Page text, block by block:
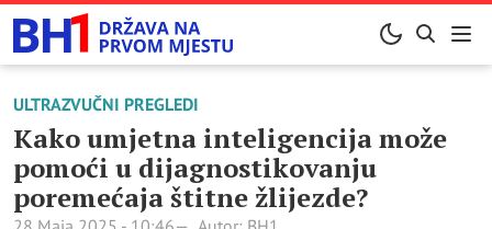
ULTRAZVUČNI PREGLEDI
Kako umjetna inteligencija može
pomoći u dijagnostikovanju
poremećaja štitne žlijezde?